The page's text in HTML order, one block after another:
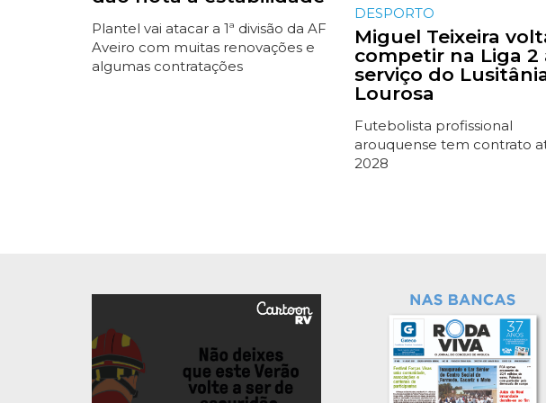
Plantel vai atacar a 1ª divisão da AF
Aveiro com muitas renovações e
algumas contratações
DESPORTO
Miguel Teixeira
competir na Liga 2
serviço do
Lourosa
Futebolista profissional
arouquense tem contrato
2028